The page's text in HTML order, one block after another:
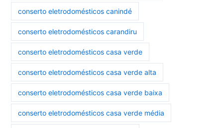
conserto eletrodomésticos canindé
conserto eletrodomésticos carandiru
conserto eletrodomésticos casa verde
conserto eletrodomésticos casa verde alta
conserto eletrodomésticos casa verde baixa
conserto eletrodomésticos casa verde média